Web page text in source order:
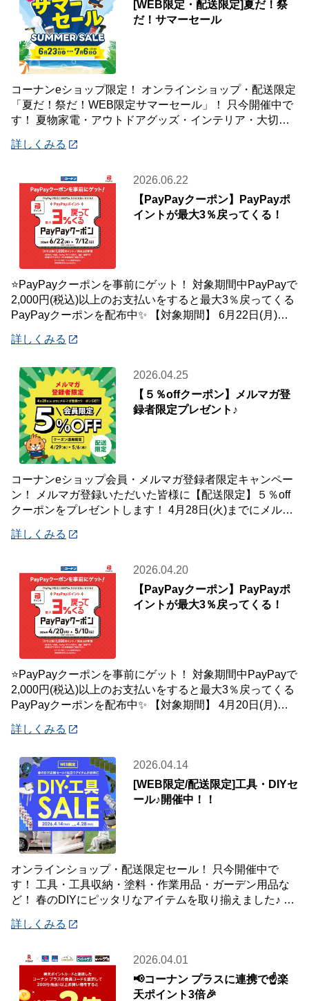
[WEB限定・配送限定]夏だ！祭
だ！サマーセール
コーナンeショップ限定！ オンラインショップ・配送限定
「夏だ！祭だ！WEB限定サマーセール」！ 只今開催中で
す！ 夏物家電・アウトドアグッズ・インテリア・大切な
詳しくみる
2026.06.22
【PayPayクーポン】PayPayポ
イントが最大3％戻ってくる！
⭐PayPayクーポンを事前にゲット！ 対象期間中PayPayで
2,000円(税込)以上のお支払いをすると最大3％戻ってくる
PayPayクーポンを配布中✨ 【対象期間】 6月22日(月)～7
詳しくみる
2026.04.25
【５％offクーポン】メルマガ登
録者限定プレゼント♪
コーナンeショップ会員・メルマガ登録者限定キャンペー
ン！ メルマガ登録いただいた皆様に【配送限定】５％off
クーポンをプレゼントします！ 4月28日(火)までにメルマ
詳しくみる
2026.04.20
【PayPayクーポン】PayPayポ
イントが最大3％戻ってくる！
⭐PayPayクーポンを事前にゲット！ 対象期間中PayPayで
2,000円(税込)以上のお支払いをすると最大3％戻ってくる
PayPayクーポンを配布中✨ 【対象期間】 4月20日(月)～5
詳しくみる
2026.04.14
[WEB限定/配送限定]工具・DIYセ
ール♪開催中！！
オンラインショップ・配送限定セール！ 只今開催中で
す！ 工具・工具収納・塗料・作業用品・ガーデン用品な
ど！ 春のDIYにピッタリなアイテムを取り揃えました♪ 商
詳しくみる
2026.04.01
📢コーナン プラスに連携で☝️楽
天ポイント3倍🎉